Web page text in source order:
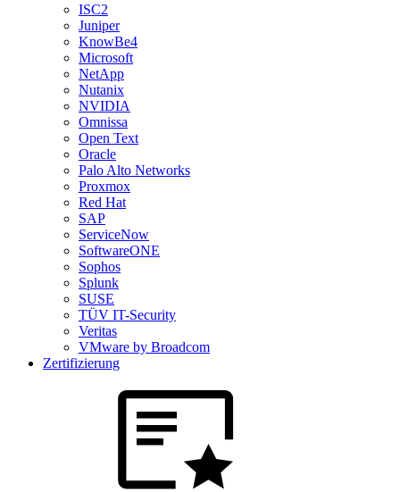
ISC2
Juniper
KnowBe4
Microsoft
NetApp
Nutanix
NVIDIA
Omnissa
Open Text
Oracle
Palo Alto Networks
Proxmox
Red Hat
SAP
ServiceNow
SoftwareONE
Sophos
Splunk
SUSE
TÜV IT-Security
Veritas
VMware by Broadcom
Zertifizierung